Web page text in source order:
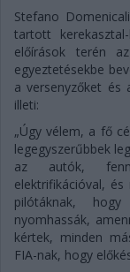
Stefano
tartott
előírások terén
egyeztetésekbe
a versenyzőket és
illeti:
„Úgy vélem, a fő
legegyszerűbbek
az autók,
elektrifikációval,
pilótáknak,
nyomhassák,
kértek, minden
FIA-nak, hogy